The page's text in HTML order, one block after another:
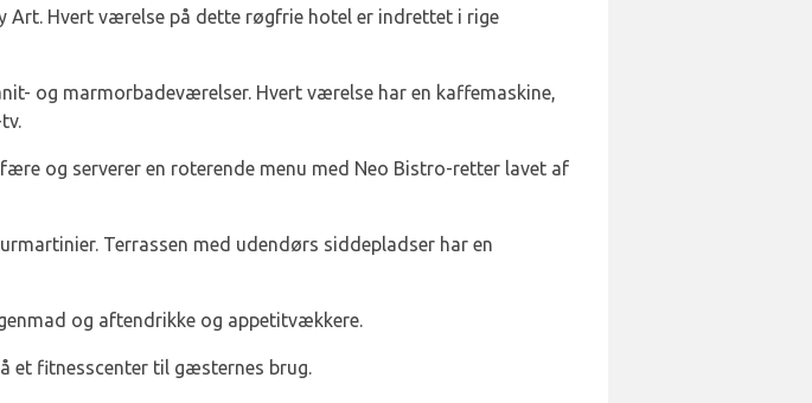
Hvert værelse på dette røgfrie hotel er indrettet i rige
og marmorbadeværelser. Hvert værelse har en kaffemaskine,
og serverer en roterende menu med Neo Bistro-retter lavet af
Terrassen med udendørs siddepladser har en
og aftendrikke og appetitvækkere.
et fitnesscenter til gæsternes brug.